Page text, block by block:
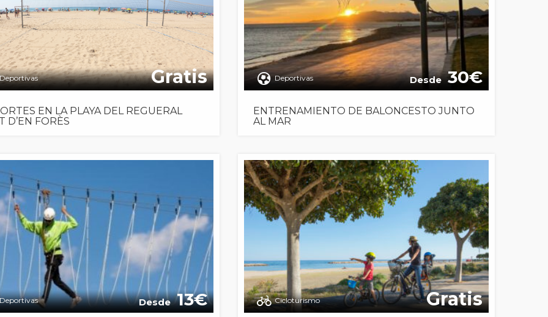
Deportivas Gratis
EN LA PLAYA DEL REGUERAL
D’EN FORÈS
Deportivas Desde 30
ENTRENAMIENTO DE BALONCESTO JUNTO
AL MAR
Deportivas Desde 13 Cicloturismo Gratis